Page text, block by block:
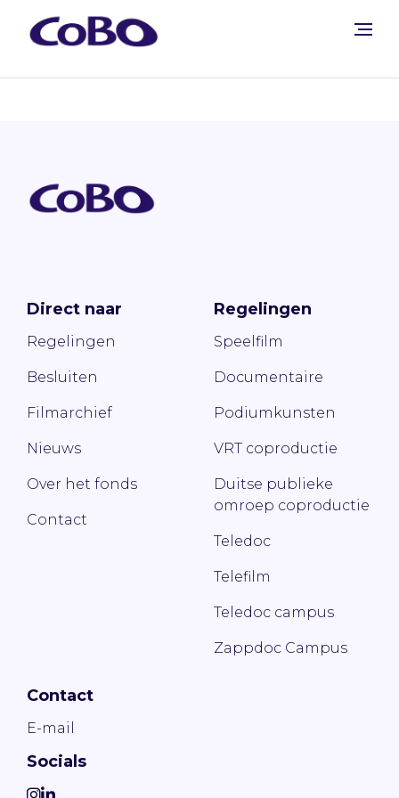
Direct naar
Regelingen
Besluiten
Filmarchief
Nieuws
Over het fonds
Contact
Regelingen
Speelfilm
Documentaire
Podiumkunsten
VRT coproductie
Duitse publieke
omroep coproductie
Teledoc
Telefilm
Teledoc campus
Zappdoc Campus
Contact
E-mail
Socials